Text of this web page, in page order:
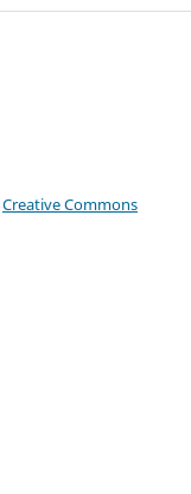
Creative Commons